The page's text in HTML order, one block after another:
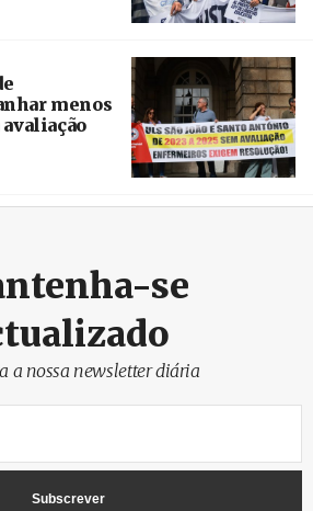
menos
se
a nossa newsletter diária